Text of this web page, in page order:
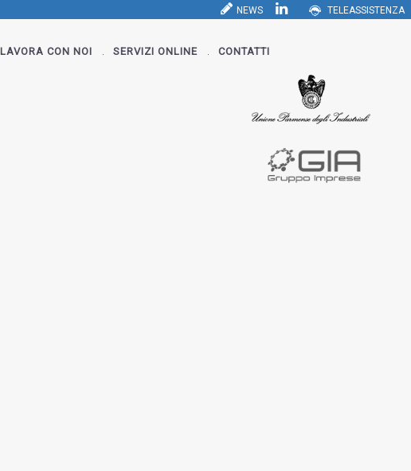
NEWS TELEASSISTENZA
LAVORA CON NOI SERVIZI ONLINE CONTATTI